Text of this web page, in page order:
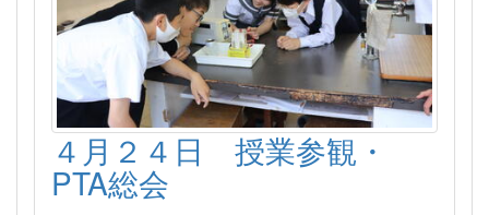
４月２４日 授業参観・
PTA総会